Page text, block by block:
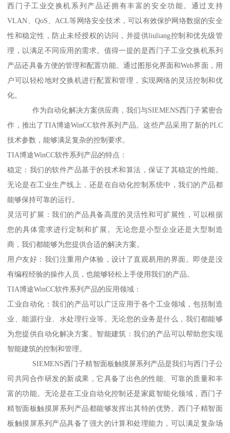
西门子工业交换机系列产品还拥有丰富的安全功能。通过支持
VLAN、QoS、ACL等网络安全技术，可以有效保护网络数据的安全
性和稳定性，防止未经授权的访问，并提供liuliang控制和优先级管
理，以满足不同应用的需求。值得一提的是西门子工业交换机系列
产品还具备方便的管理和配置功能。通过图形化界面和Web界面，用
户可以轻松地对交换机进行配置和管理，实现网络的灵活控制和优
化。
作为自动化解决方案供应商，我们与SIEMENS西门子紧密合
作，推出了TIA博途WinCC软件系列产品。这些产品采用了新的PLC
技术参数，能够满足复杂的控制要求。
TIA博途WinCC软件系列产品的特点：
稳定：我们的软件产品基于的技术和算法，保证了其稳定的性能。
无论是在工业生产线上，还是在自动化控制系统中，我们的产品都
能够保持可靠的运行。
灵活可扩展：我们的产品具备高度的灵活性和可扩展性，可以根据
您的具体需求进行定制和扩展。无论您是小型企业还是大型制造
商，我们都能够为您提供合适的解决方案。
用户友好：我们注重用户体验，设计了直观易用的界面。即使是没
有编程经验的操作人员，也能够轻松上手使用我们的产品。
TIA博途WinCC软件系列产品的应用领域：
工业自动化：我们的产品可以广泛应用于各个工业领域，包括制造
业、能源行业、水处理行业等。无论您的业务是什么，我们都能够
为您提供自动化解决方案。智能建筑：我们的产品可以帮助您实现
智能建筑的控制和管理。
SIEMENS西门子精智面板触摸屏系列产品是我们与西门子公
司共同合作研发的新成果，它具备了出色的性能、可靠的质量和丰
富的功能。无论是在工业自动化控制还是家庭智能化领域，西门子
精智面板触摸屏系列产品都能够发挥出其特的优势。西门子精智面
板触摸屏系列产品具备了强大的计算和处理能力，可以满足复杂场